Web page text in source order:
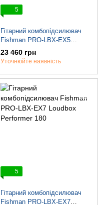
5
Гітарний комбопідсилювач
Fishman PRO-LBX-EX5
Loudbox Mini 60
23 460 грн
Уточнюйте наявність
5
Гітарний комбопідсилювач
Fishman PRO-LBX-EX7